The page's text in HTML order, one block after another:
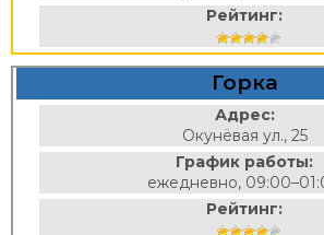
Рейтинг:
Горка
Адрес:
Окунёвая ул., 25
График работы:
ежедневно,
Рейтинг: